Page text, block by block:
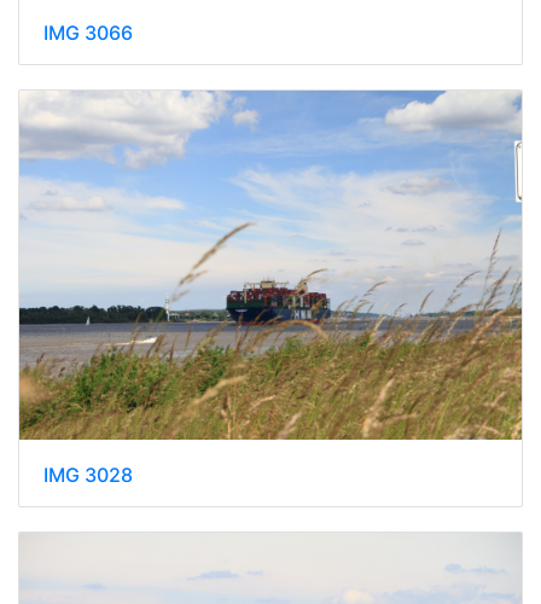
IMG 3066
IMG 3028